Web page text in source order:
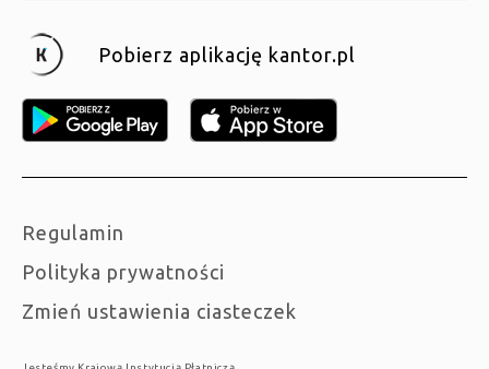
Pobierz aplikację kantor.pl
Regulamin
Polityka prywatności
Zmień ustawienia ciasteczek